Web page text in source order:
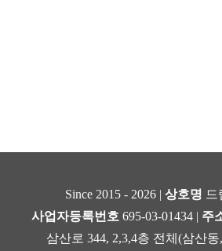
Since 2015 - 2026 | 상호명 드
사업자등록번호 695-03-01434 | 주
삼산로 344, 2,3,4층 전체(삼산